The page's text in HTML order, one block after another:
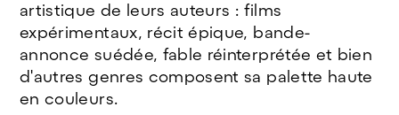
artistique de leurs auteurs : films
expérimentaux, récit épique, bande-
annonce suédée, fable réinterprétée et bien
d'autres genres composent sa palette haute
en couleurs.